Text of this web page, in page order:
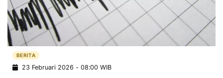
POLICY WARGA
INFORMASI
IKLAN
KIRIM
TULISAN
PENGADUAN
SERVICE
BERITA
23 Februari 2026 - 08:00 WIB